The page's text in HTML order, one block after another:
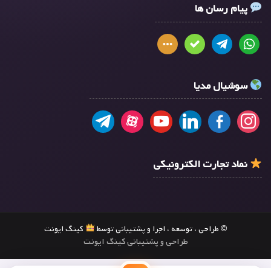
پیام رسان ها
سوشیال مدیا
نماد تجارت الکترونیکی
© طراحی ، توسعه ، اجرا و پشتیبانی توسط کینگ ایونت
طراحی و پشتیبانی کینگ ایونت